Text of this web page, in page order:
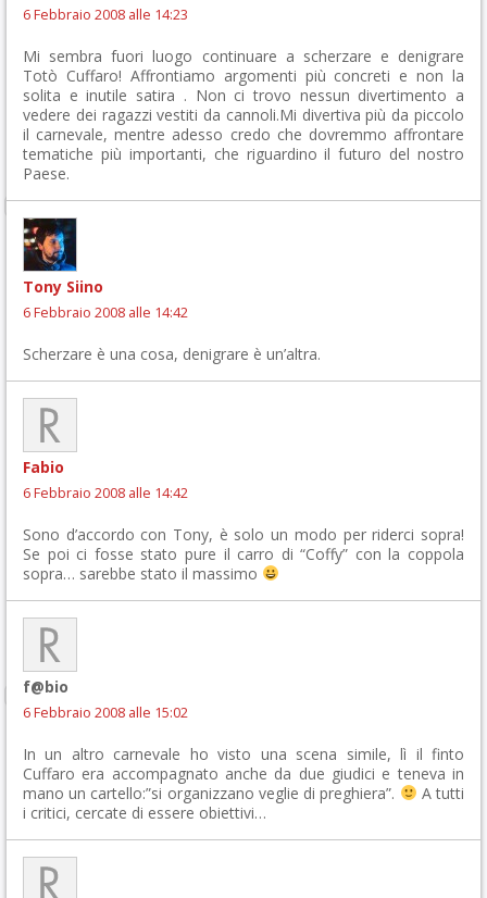
6 Febbraio 2008 alle 14:23
Mi sembra fuori luogo continuare a scherzare e denigrare
Totò Cuffaro! Affrontiamo argomenti più concreti e non la
solita e inutile satira . Non ci trovo nessun divertimento a
vedere dei ragazzi vestiti da cannoli.Mi divertiva più da piccolo
il carnevale, mentre adesso credo che dovremmo affrontare
tematiche più importanti, che riguardino il futuro del nostro
Paese.
Tony Siino
6 Febbraio 2008 alle 14:42
Scherzare è una cosa, denigrare è un’altra.
Fabio
6 Febbraio 2008 alle 14:42
Sono d’accordo con Tony, è solo un modo per riderci sopra!
Se poi ci fosse stato pure il carro di “Coffy” con la coppola
sopra… sarebbe stato il massimo
f@bio
6 Febbraio 2008 alle 15:02
In un altro carnevale ho visto una scena simile, lì il finto
Cuffaro era accompagnato anche da due giudici e teneva in
mano un cartello:”si organizzano veglie di preghiera”.
A tutti
i critici, cercate di essere obiettivi…